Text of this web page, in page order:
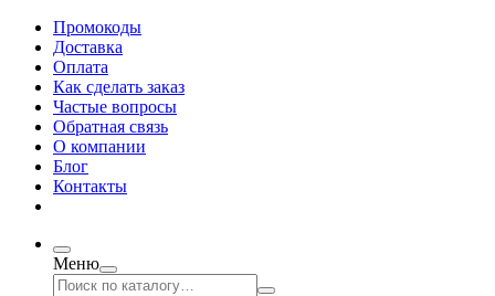
Промокоды
Доставка
Оплата
Как сделать заказ
Частые вопросы
Обратная связь
О компании
Блог
Контакты
Меню